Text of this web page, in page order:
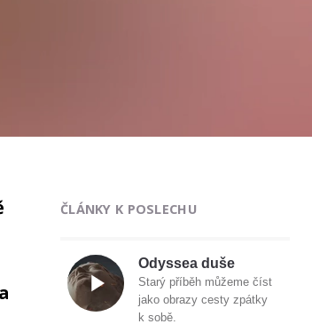
ČLÁNKY K POSLECHU
Odyssea duše
Starý příběh můžeme číst
jako obrazy cesty zpátky
k sobě.